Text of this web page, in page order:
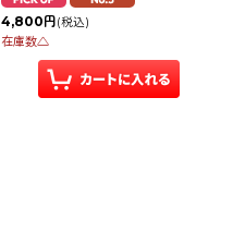
4,800円(税込)
在庫数△